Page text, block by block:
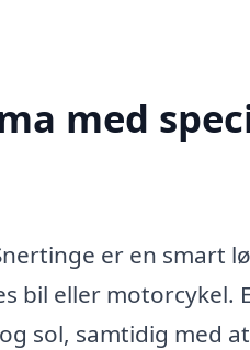
med
er en smart
bil eller motorcykel.
sol, samtidig med